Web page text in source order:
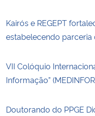
Kairós e REGEPT
estabelecendo parceria
VII Colóquio
Informação”
Doutorando do PPGE